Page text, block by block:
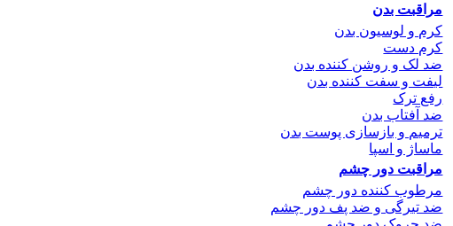
مراقبت بدن
کرم و لوسیون بدن
کرم دست
ضد لک و روشن کننده بدن
لیفت و سفت کننده بدن
رفع ترک
ضد آفتاب بدن
ترمیم و بازسازی پوست بدن
ماساژ و اسپا
مراقبت دور چشم
مرطوب کننده دور چشم
ضد تیرگی و ضد پف دور چشم